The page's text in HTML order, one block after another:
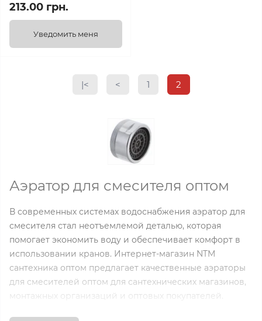
213.00 грн.
Уведомить меня
|< < 1 2
Аэратор для смесителя оптом
В современных системах водоснабжения аэратор для
смесителя стал неотъемлемой деталью, которая
помогает экономить воду и обеспечивает комфорт в
использовании кранов. Интернет-магазин NTM
сантехника оптом предлагает качественные аэраторы
для смесителей оптом для сантехнических магазинов,
монтажных организаций и оптовых покупателей.